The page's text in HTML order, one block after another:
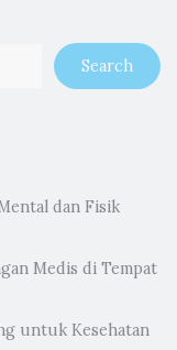
Search
dan Fisik
Medis di Tempat
untuk Kesehatan